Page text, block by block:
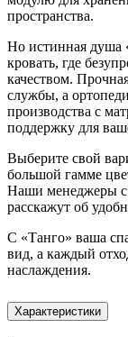
пространства.
Но истинная душа
кровать, где
качеством.
службы, а
производства с
поддержку для
Выберите свой
большой гамме
Наши менеджеры с
расскажут об
С «Танго» ваша
вид, а каждый
наслаждения.
Характеристики